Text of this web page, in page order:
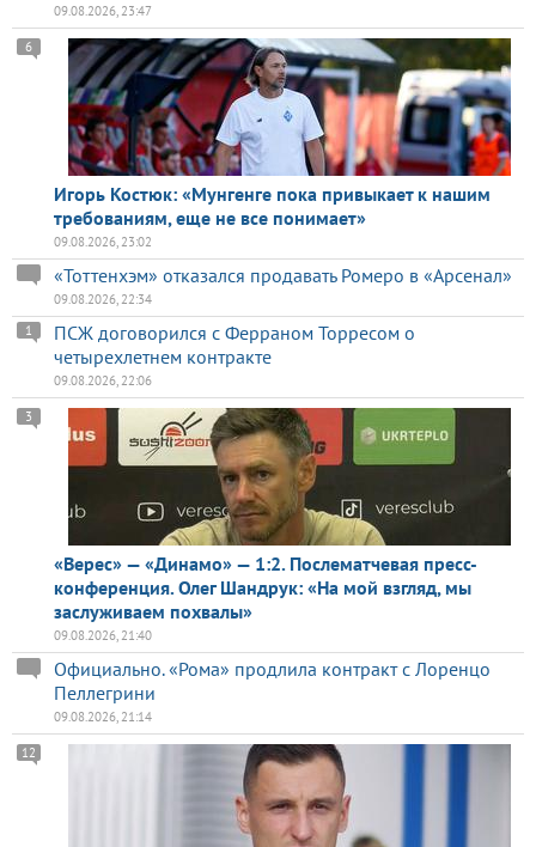
09.08.2026, 23:47
Игорь Костюк: «Мунгенге пока привыкает к нашим
требованиям, еще не все понимает»
6
09.08.2026, 23:02
«Тоттенхэм» отказался продавать Ромеро в «Арсенал»
09.08.2026, 22:34
ПСЖ договорился с Ферраном Торресом о
четырехлетнем контракте
1
09.08.2026, 22:06
«Верес» — «Динамо» — 1:2. Послематчевая пресс-
конференция. Олег Шандрук: «На мой взгляд, мы
заслуживаем похвалы»
3
09.08.2026, 21:40
Официально. «Рома» продлила контракт с Лоренцо
Пеллегрини
09.08.2026, 21:14
12